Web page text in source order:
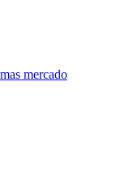
mercado